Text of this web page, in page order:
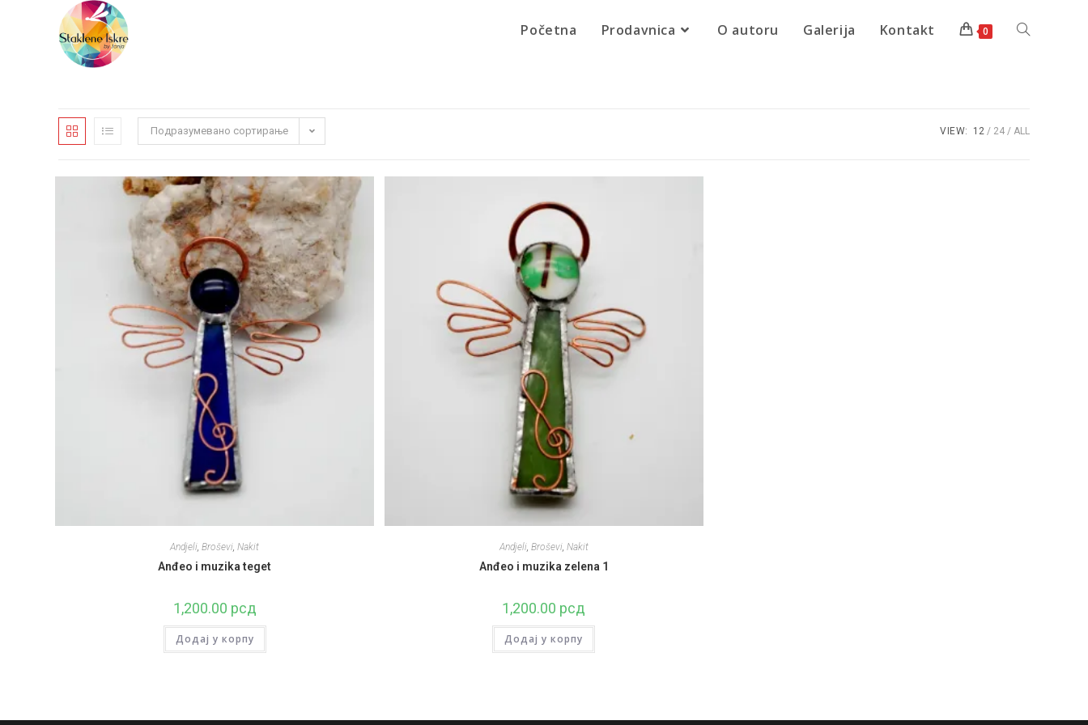
Početna Prodavnica O autoru Galerija Kontakt 0
Подразумевано сортирање VIEW: 12 24 ALL
Andjeli,Broševi,Nakit
Anđeo i muzika teget
1,200.00 рсд
Додај у корпу
Andjeli, Broševi, Nakit
Anđeo i muzika zelena 1
1,200.00 рсд
Додај у корпу